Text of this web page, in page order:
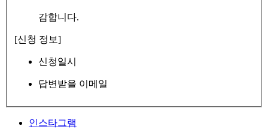
감합니다.
[신청 정보]
신청일시
답변받을 이메일
인스타그램